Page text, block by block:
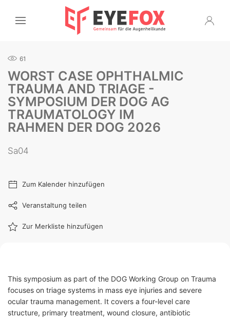
61
WORST CASE OPHTHALMIC
TRAUMA AND TRIAGE -
SYMPOSIUM DER DOG AG
TRAUMATOLOGY IM
RAHMEN DER DOG 2026
Sa04
Zum Kalender hinzufügen
Veranstaltung teilen
Zur Merkliste hinzufügen
This symposium as part of the DOG Working Group on Trauma
focuses on triage systems in mass eye injuries and severe
ocular trauma management. It covers a four-level care
structure, primary treatment, wound closure, antibiotic